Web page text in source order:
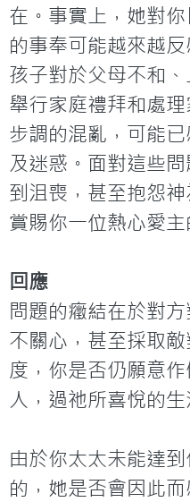
在。事實上，她對
的事奉可能越來越
孩子對於父母不和、
舉行家庭禮拜和處
步調的混亂，可能
及迷惑。面對這些
到沮喪，甚至抱怨
賞賜你一位熱心愛主
回應
問題的癥結在於對
不關心，甚至採取
度，你是否仍願意
人，過祂所喜悅的生
由於你太太未能達
的，她是否會因此